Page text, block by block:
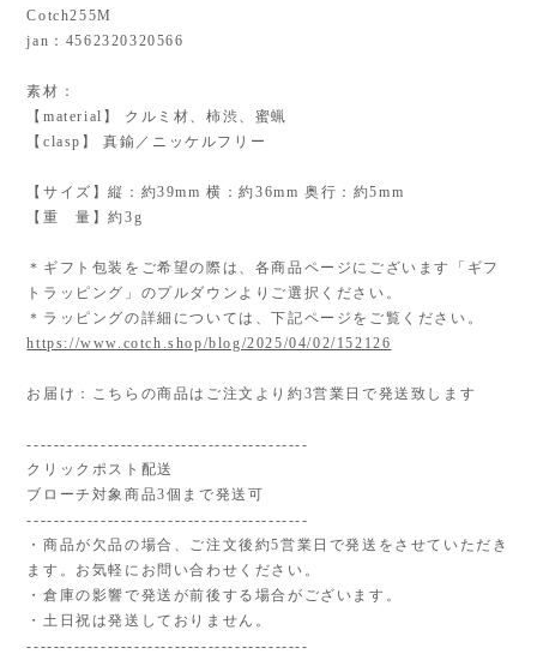
Cotch255M
jan：4562320320566
素材：
【material】 クルミ材、柿渋、蜜蝋
【clasp】 真鍮／ニッケルフリー
【サイズ】縦：約39mm 横：約36mm 奥行：約5mm
【重 量】約3g
＊ギフト包装をご希望の際は、各商品ページにございます「ギフ
トラッピング」のプルダウンよりご選択ください。
＊ラッピングの詳細については、下記ページをご覧ください。
https://www.cotch.shop/blog/2025/04/02/152126
お届け：こちらの商品はご注文より約3営業日で発送致します
------------------------------------------
クリックポスト配送
ブローチ対象商品3個まで発送可
------------------------------------------
・商品が欠品の場合、ご注文後約5営業日で発送をさせていただき
ます。お気軽にお問い合わせください。
・倉庫の影響で発送が前後する場合がございます。
・土日祝は発送しておりません。
------------------------------------------